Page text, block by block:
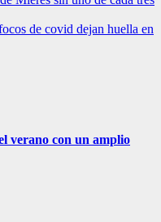
de covid dejan huella en
verano con un amplio